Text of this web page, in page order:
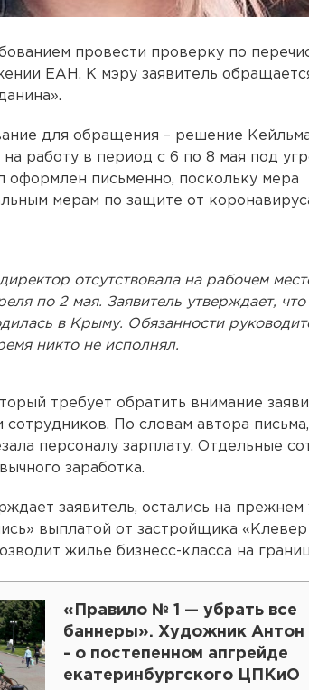
провести проверку по
ЕАН. К мэру заявитель
для обращения – решение
работу в период с 6 по 8 мая под
оформлен письменно, поскольку мера
мерам по защите от
отсутствовала на рабочем
по 2 мая. Заявитель утверждает, что
в Крыму. Обязанности
никто не исполнял.
требует обратить внимание
сотрудников. По словам автора
персоналу зарплату. Отдельные
заработка.
заявитель, остались на прежнем
выплатой от застройщика «Клевер
жилье бизнесс-класса на
«Правило № 1 — убрать все
баннеры». Художник Антон
- о постепенном апгрейде
екатеринбургского ЦПКиО